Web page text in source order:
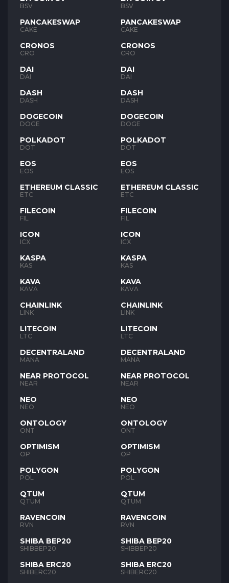
BSV
PANCAKESWAP
CAKE
CRONOS
CRO
DAI
DAI
DASH
DASH
DOGECOIN
DOGE
POLKADOT
DOT
EOS
EOS
ETHEREUM CLASSIC
ETC
FILECOIN
FIL
ICON
ICX
KASPA
KAS
KAVA
KAVA
CHAINLINK
LINK
LITECOIN
LTC
DECENTRALAND
MANA
NEAR PROTOCOL
NEAR
NEO
NEO
ONTOLOGY
ONT
OPTIMISM
OP
POLYGON
POL
QTUM
QTUM
RAVENCOIN
RVN
SHIBA BEP20
SHIBBEP20
SHIBA ERC20
SHIBERC20
BSV
PANCAKESWAP
CAKE
CRONOS
CRO
DAI
DAI
DASH
DASH
DOGECOIN
DOGE
POLKADOT
DOT
EOS
EOS
ETHEREUM CLASSIC
ETC
FILECOIN
FIL
ICON
ICX
KASPA
KAS
KAVA
KAVA
CHAINLINK
LINK
LITECOIN
LTC
DECENTRALAND
MANA
NEAR PROTOCOL
NEAR
NEO
NEO
ONTOLOGY
ONT
OPTIMISM
OP
POLYGON
POL
QTUM
QTUM
RAVENCOIN
RVN
SHIBA BEP20
SHIBBEP20
SHIBA ERC20
SHIBERC20